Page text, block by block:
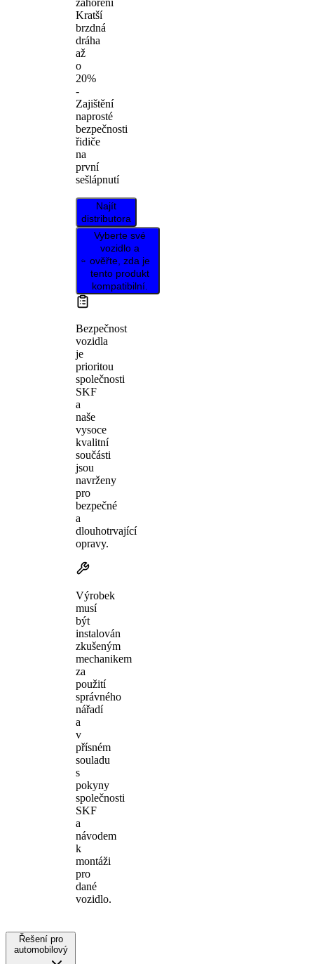
Kratší
brzdná
dráha
až
o
20%
-
Zajištění
naprosté
bezpečnosti
řidiče
na
první
sešlápnutí
Najít
distributora
Vyberte své
vozidlo a
ověřte, zda je
tento produkt
kompatibilní.
Bezpečnost
vozidla
je
prioritou
společnosti
SKF
a
naše
vysoce
kvalitní
součásti
jsou
navrženy
pro
bezpečné
a
dlouhotrvající
opravy.
Výrobek
musí
být
instalován
zkušeným
mechanikem
za
použití
správného
nářadí
a
v
přísném
souladu
s
pokyny
společnosti
SKF
a
návodem
k
montáži
pro
dané
vozidlo.
Řešení pro
automobilový